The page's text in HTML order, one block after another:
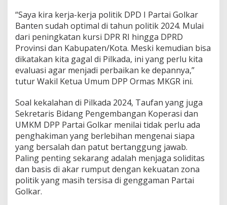
t
n
y
a
S
t
r
a
e
g
i
B
a
n
g
t
“Saya kira kerja-kerja politik DPD I Partai Golkar
Banten sudah optimal di tahun politik 2024. Mulai
dari peningkatan kursi DPR RI hingga DPRD
Provinsi dan Kabupaten/Kota. Meski kemudian bisa
dikatakan kita gagal di Pilkada, ini yang perlu kita
evaluasi agar menjadi perbaikan ke depannya,”
tutur Wakil Ketua Umum DPP Ormas MKGR ini.
Soal kekalahan di Pilkada 2024, Taufan yang juga
Sekretaris Bidang Pengembangan Koperasi dan
UMKM DPP Partai Golkar menilai tidak perlu ada
penghakiman yang berlebihan mengenai siapa
yang bersalah dan patut bertanggung jawab.
Paling penting sekarang adalah menjaga soliditas
dan basis di akar rumput dengan kekuatan zona
politik yang masih tersisa di genggaman Partai
Golkar.